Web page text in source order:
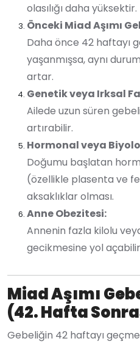
olasılığı daha yüksektir.
Önceki Miad Aşımı
Daha önce 42 haftayı
yaşanmışsa, aynı
artar.
Genetik veya Irksal
Ailede uzun süren
artırabilir.
Hormonal veya
Doğumu başlatan
(özellikle plasenta ve
aksaklıklar olması.
Anne Obezitesi:
Annenin fazla kilolu
gecikmesine yol
Miad Aşımı
(42. Hafta
Gebeliğin 42 haftayı